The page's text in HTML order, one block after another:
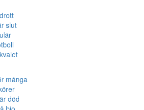
slut
många
död